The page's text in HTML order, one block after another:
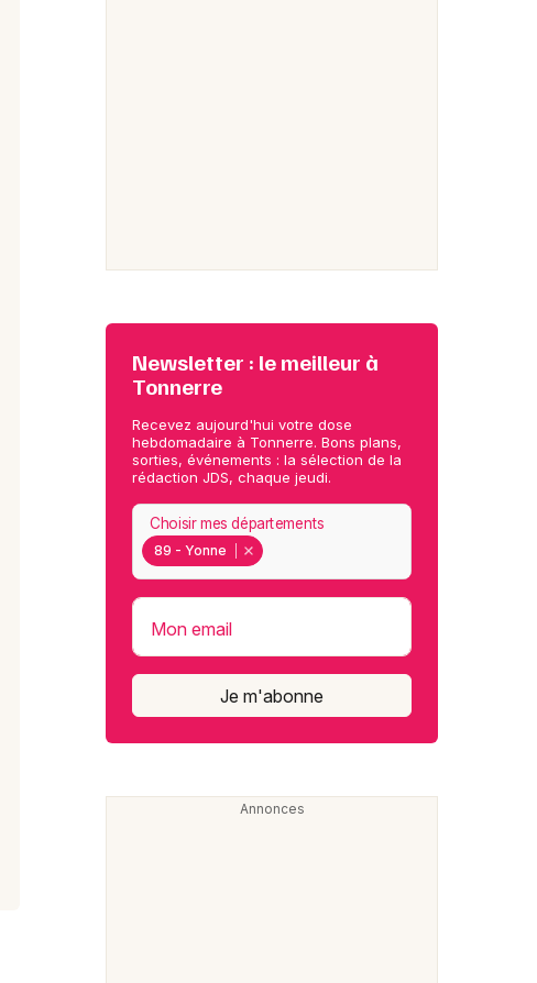
Newsletter : le meilleur à
Tonnerre
Recevez aujourd'hui votre dose
hebdomadaire à Tonnerre. Bons plans,
sorties, événements : la sélection de la
rédaction JDS, chaque jeudi.
89 - Yonne
Choisir mes départements
Mon email
Je m'abonne